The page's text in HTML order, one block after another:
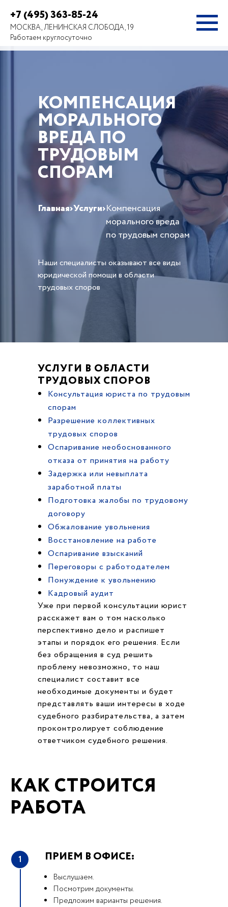
+7 (495) 363-85-24
МОСКВА, ЛЕНИНСКАЯ СЛОБОДА, 19
Работаем круглосуточно
КОМПЕНСАЦИЯ
МОРАЛЬНОГО
ВРЕДА ПО
ТРУДОВЫМ
СПОРАМ
Главная›Услуги›Компенсация
морального вреда
по трудовым спорам
Наши специалисты оказывают все виды
юридической помощи в области
трудовых споров
УСЛУГИ В ОБЛАСТИ
ТРУДОВЫХ СПОРОВ
Консультация юриста по трудовым
спорам
Разрешение коллективных
трудовых споров
Оспаривание необоснованного
отказа от принятия на работу
Задержка или невыплата
заработной платы
Подготовка жалобы по трудовому
договору
Обжалование увольнения
Восстановление на работе
Оспаривание взысканий
Переговоры с работодателем
Понуждение к увольнению
Кадровый аудит
Уже при первой консультации юрист
расскажет вам о том насколько
перспективно дело и распишет
этапы и порядок его решения. Если
без обращения в суд решить
проблему невозможно, то наш
специалист составит все
необходимые документы и будет
представлять ваши интересы в ходе
судебного разбирательства, а затем
проконтролирует соблюдение
ответчиком судебного решения.
КАК СТРОИТСЯ
РАБОТА
1 ПРИЕМ В ОФИСЕ:
Выслушаем.
Посмотрим документы.
Предложим варианты решения.